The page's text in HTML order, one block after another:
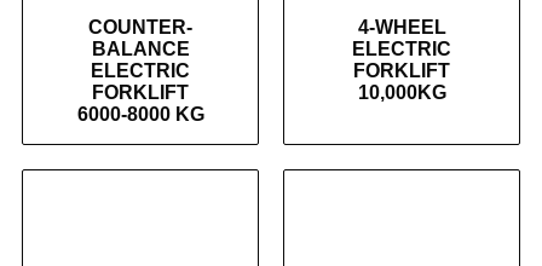
COUNTER-
BALANCE
ELECTRIC
FORKLIFT
6000-8000 KG
4-WHEEL
ELECTRIC
FORKLIFT
10,000KG